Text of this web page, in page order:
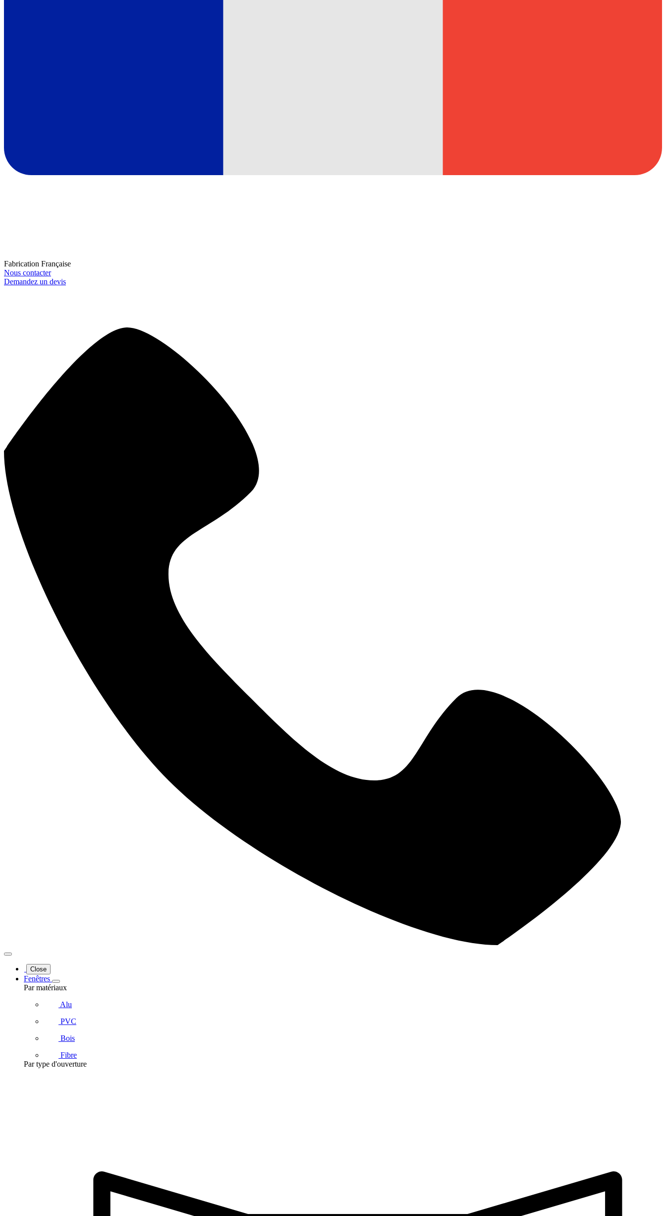
Fabrication Française
Nous contacter
Demandez un devis
Close
Fenêtres
Par matériaux
Alu
PVC
Bois
Fibre
Par type d'ouverture